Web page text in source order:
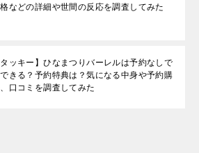
などの詳細や世間の反応を調査してみた
タッキー】ひなまつりバーレルは予約なしで
きる？予約特典は？気になる中身や予約購
口コミを調査してみた